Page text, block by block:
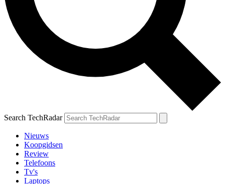
Search TechRadar
Nieuws
Koopgidsen
Review
Telefoons
Tv's
Laptops